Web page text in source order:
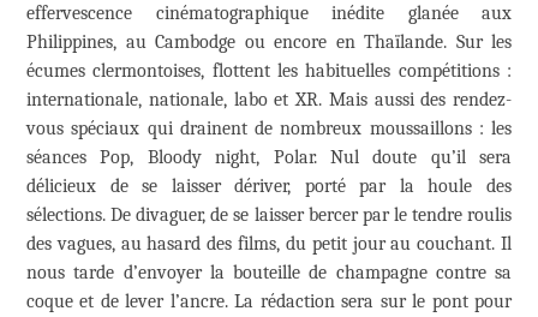
effervescence cinématographique inédite glanée aux
Philippines, au Cambodge ou encore en Thaïlande. Sur les
écumes clermontoises, flottent les habituelles compétitions :
internationale, nationale, labo et XR. Mais aussi des rendez-
vous spéciaux qui drainent de nombreux moussaillons : les
séances Pop, Bloody night, Polar. Nul doute qu’il sera
délicieux de se laisser dériver, porté par la houle des
sélections. De divaguer, de se laisser bercer par le tendre roulis
des vagues, au hasard des films, du petit jour au couchant. Il
nous tarde d’envoyer la bouteille de champagne contre sa
coque et de lever l’ancre. La rédaction sera sur le pont pour